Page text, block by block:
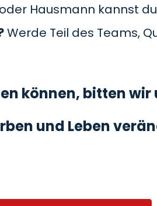
Hausmann kannst
Werde Teil des Teams,
können, bitten
und Leben